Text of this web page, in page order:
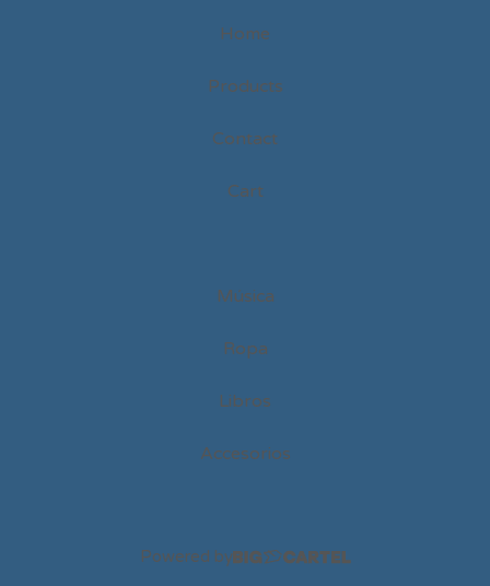
Home
Products
Contact
Cart
Música
Ropa
Libros
Accesorios
Powered by